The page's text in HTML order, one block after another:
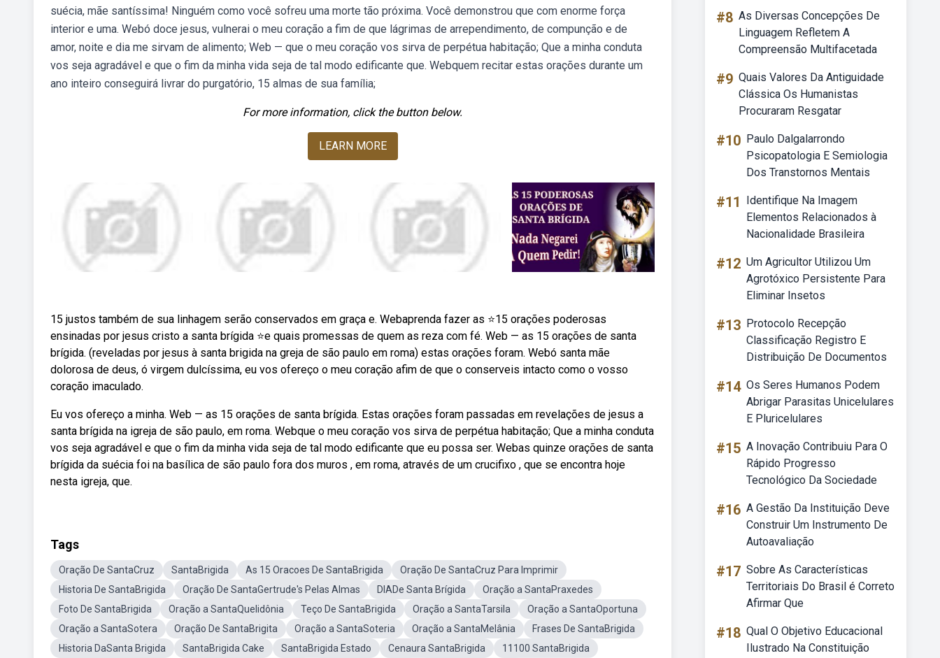
suécia, mãe santíssima! Ninguém como você sofreu uma morte tão próxima. Você demonstrou que com enorme força
interior e uma. Webó doce jesus, vulnerai o meu coração a fim de que lágrimas de arrependimento, de compunção e de
amor, noite e dia me sirvam de alimento; Web — que o meu coração vos sirva de perpétua habitação; Que a minha conduta
vos seja agradável e que o fim da minha vida seja de tal modo edificante que. Webquem recitar estas orações durante um
ano inteiro conseguirá livrar do purgatório, 15 almas de sua família;
For more information, click the button below.
LEARN MORE
15 justos também de sua linhagem serão conservados em graça e. Webaprenda fazer as ⭐15 orações poderosas
ensinadas por jesus cristo a santa brígida ⭐e quais promessas de quem as reza com fé. Web — as 15 orações de santa
brígida. (reveladas por jesus à santa brigida na greja de são paulo em roma) estas orações foram. Webó santa mãe
dolorosa de deus, ó virgem dulcíssima, eu vos ofereço o meu coração afim de que o conserveis intacto como o vosso
coração imaculado.
Eu vos ofereço a minha. Web — as 15 orações de santa brígida. Estas orações foram passadas em revelações de jesus a
santa brígida na igreja de são paulo, em roma. Webque o meu coração vos sirva de perpétua habitação; Que a minha conduta
vos seja agradável e que o fim da minha vida seja de tal modo edificante que eu possa ser. Webas quinze orações de santa
brígida da suécia foi na basílica de são paulo fora dos muros , em roma, através de um crucifixo , que se encontra hoje
nesta igreja, que.
Tags
Oração De SantaCruz SantaBrigida As 15 Oracoes De SantaBrigida
Oração De SantaCruz Para Imprimir
Historia De SantaBrigida
Oração De SantaGertrude's Pelas Almas DIADe Santa Brígida
Oração a SantaPraxedes
Foto De SantaBrigida
Oração a SantaQuelidônia Teço De SantaBrigida Oração a SantaTarsila
Oração a SantaOportuna
Oração a SantaSotera
Oração De SantaBrigita Oração a SantaSoteria Oração a SantaMelânia
Frases De SantaBrigida
Historia DaSanta Brigida
SantaBrigida Cake SantaBrigida Estado Cenaura SantaBrigida
11100 SantaBrigida
#8 As Diversas Concepções De
Linguagem Refletem A
Compreensão Multifacetada
#9 Quais Valores Da Antiguidade
Clássica Os Humanistas
Procuraram Resgatar
#10 Paulo Dalgalarrondo
Psicopatologia E Semiologia
Dos Transtornos Mentais
#11
Identifique Na Imagem
Elementos Relacionados à
Nacionalidade Brasileira
#12 Um Agricultor Utilizou Um
Agrotóxico Persistente Para
Eliminar Insetos
#13 Protocolo Recepção
Classificação Registro E
Distribuição De Documentos
#14 Os Seres Humanos Podem
Abrigar Parasitas Unicelulares
E Pluricelulares
#15 A Inovação Contribuiu Para O
Rápido Progresso
Tecnológico Da Sociedade
#16 A Gestão Da Instituição Deve
Construir Um Instrumento De
Autoavaliação
#17 Sobre As Características
Territoriais Do Brasil é Correto
Afirmar Que
#18 Qual O Objetivo Educacional
Ilustrado Na Constituição